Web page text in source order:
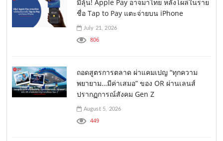
มีลุ้น! Apple Pay อาจมาไทย หลังโผล่ในราย
ชื่อ Tap to Pay แตะจ่ายบน iPhone
July 21, 2026
806
ถอดสูตรการตลาด ผ่าแคมเปญ “ทุกความ
พยายาม…มีค่าเสมอ” ของ OR ผ่านเลนส์
ปรากฏการณ์สังคม Gen Z
August 5, 2026
449